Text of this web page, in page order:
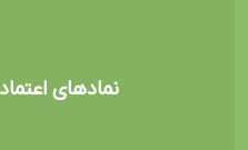
نمادهای اعتماد